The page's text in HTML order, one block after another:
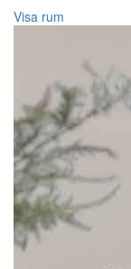
Visa rum